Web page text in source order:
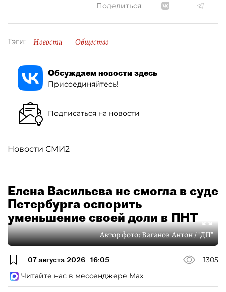
Поделиться:
Тэги: Новости Общество
Обсуждаем новости здесь
Присоединяйтесь!
Подписаться на новости
Новости СМИ2
Елена Васильева не смогла в суде
Петербурга оспорить
уменьшение своей доли в ПНТ
Автор фото:Ваганов Антон / "ДП"
07 августа 2026 16:05
1305
Читайте нас в мессенджере Max